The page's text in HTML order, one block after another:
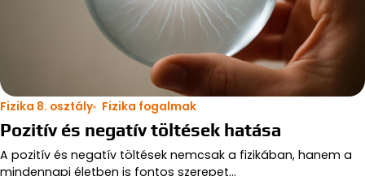
Fizika 8. osztály Fizika fogalmak
Pozitív és negatív töltések hatása
A pozitív és negatív töltések nemcsak a fizikában, hanem a
mindennapi életben is fontos szerepet…